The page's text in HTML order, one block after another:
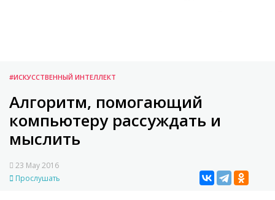
#ИСКУССТВЕННЫЙ ИНТЕЛЛЕКТ
Алгоритм, помогающий
компьютеру рассуждать и
мыслить
23 May 2016
Прослушать